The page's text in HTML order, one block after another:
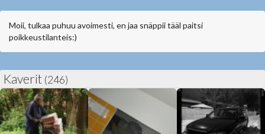
Moii, tulkaa puhuu avoimesti, en jaa snäppii tääl paitsi
poikkeustilanteis:)
Kaverit (246)